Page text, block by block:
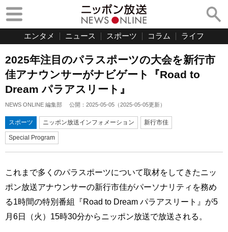
エンタメ ニュース スポーツ コラム ライフ
2025年注目のパラスポーツの大会を新行市
佳アナウンサーがナビゲート『Road to
Dream パラアスリート』
NEWS ONLINE 編集部 公開： 2025-05-05 （2025-05-05更新）
スポーツ ニッポン放送インフォメーション 新行市佳
Special Program
これまで多くのパラスポーツについて取材をしてきたニッ
ポン放送アナウンサーの新行市佳がパーソナリティを務め
る1時間の特別番組『Road to Dream パラアスリート』が5
月6日（火）15時30分からニッポン放送で放送される。